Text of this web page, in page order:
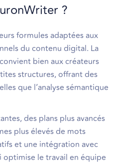
?
formules adaptées aux
du contenu digital. La
bien aux créateurs
structures, offrant des
que l’analyse sémantique
des plans plus avancés
plus élevés de mots
et une intégration avec
le travail en équipe